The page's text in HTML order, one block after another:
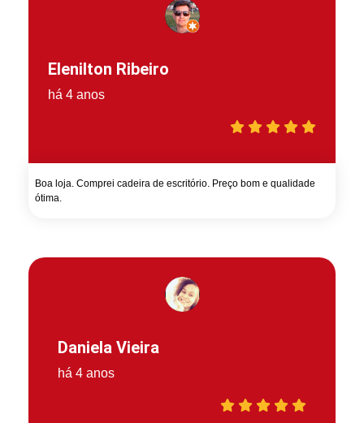
Elenilton Ribeiro
há 4 anos
Boa loja. Comprei cadeira de escritório. Preço bom e qualidade
ótima.
Daniela Vieira
há 4 anos